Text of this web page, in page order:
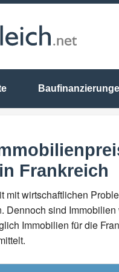
Frankreich
mit wirtschaftlichen
Dennoch sind
Immobilien für die